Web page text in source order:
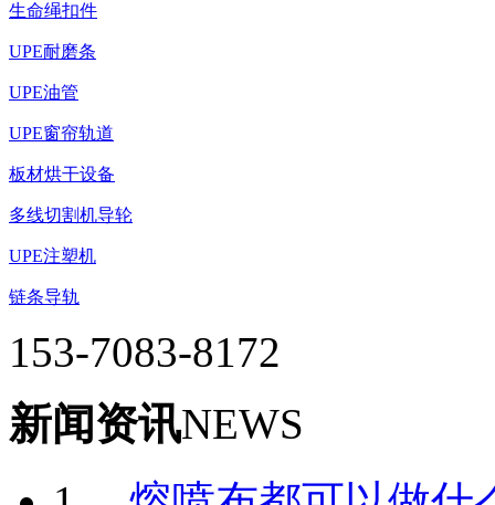
生命绳扣件
UPE耐磨条
UPE油管
UPE窗帘轨道
板材烘干设备
多线切割机导轮
UPE注塑机
链条导轨
153-7083-8172
新闻资讯NEWS